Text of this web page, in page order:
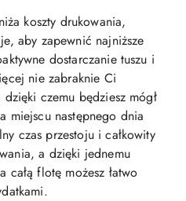
koszty drukowania,
aby zapewnić najniższe
dostarczanie tuszu i
nie zabraknie Ci
czemu będziesz mógł
miejscu następnego dnia
czas przestoju i całkowity
a dzięki jednemu
całą flotę możesz łatwo